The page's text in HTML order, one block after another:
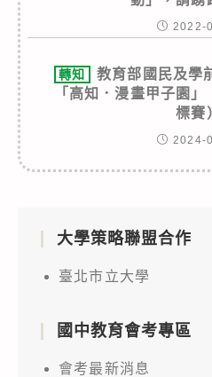
2022-
轉知
教育部國民及學
「高知．漫畫甲子園
標賽
2024-
大學策略聯盟合作
臺北市立大學
國中教育會考專區
會考最新消息